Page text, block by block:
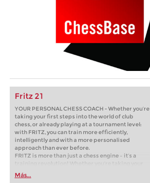
Fritz 21
YOUR PERSONAL CHESS COACH - Whether you’re
taking your first steps into the world of club
chess, or already playing at a tournament level:
with FRITZ, you can train more efficiently,
intelligently and with a more personalised
approach than ever before.
FRITZ is more than just a chess engine – it’s a
training revolution! Whether you’re taking your
first steps into the world of club chess, or already
playing at a tournament level: with FRITZ, you can
Más...